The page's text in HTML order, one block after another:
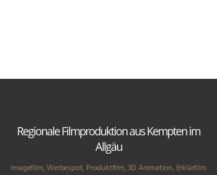
Regionale Filmproduktion aus Kempten im
Allgäu
Imagefilm, Werbespot, Produktfilm, 3D Animation, Erklärfilm